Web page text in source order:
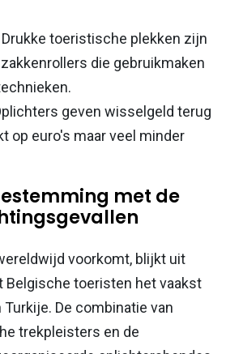
toeristische plekken zijn
die gebruikmaken
geven wisselgeld terug
op euro's maar veel minder
met de
voorkomt, blijkt uit
Belgische toeristen het vaakst
De combinatie van
trekpleisters en de